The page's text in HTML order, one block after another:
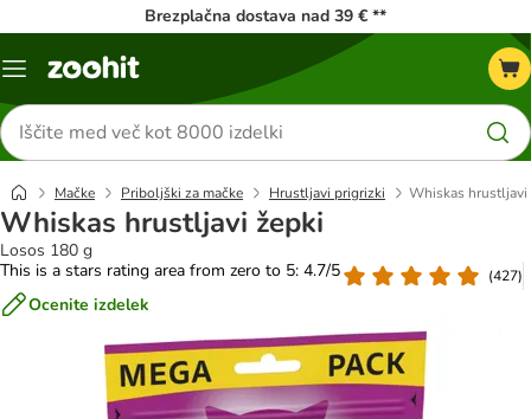
Brezplačna dostava nad 39 € **
Meni
Iskanje
izdelkov
Mačke Priboljški za mačke Hrustljavi prigrizki Whiskas hrustljavi
Whiskas hrustljavi žepki
Losos 180 g
This is a stars rating area from zero to 5: 4.7/5
(427)
Ocenite izdelek